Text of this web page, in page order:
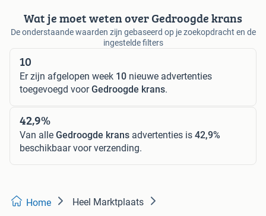
Wat je moet weten over Gedroogde krans
De onderstaande waarden zijn gebaseerd op je zoekopdracht en de
ingestelde filters
10
Er zijn afgelopen week 10 nieuwe advertenties
toegevoegd voorGedroogde krans.
42,9%
Van alle Gedroogde krans advertenties is 42,9%
beschikbaar voor verzending.
Home Heel Marktplaats